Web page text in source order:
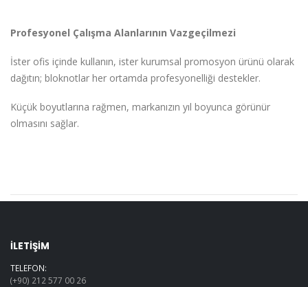
Profesyonel Çalışma Alanlarının Vazgeçilmezi
İster ofis içinde kullanın, ister kurumsal promosyon ürünü olarak
dağıtın; bloknotlar her ortamda profesyonelliği destekler.
Küçük boyutlarına rağmen, markanızın yıl boyunca görünür
olmasını sağlar.
İLETİŞİM
TELEFON:
(+90) 212 577 00 26